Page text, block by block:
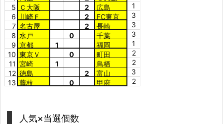
5
Ｃ大阪 2 広島
1
6
川崎Ｆ 2 FC東京
3
7 名古屋 2 長崎
3
8 水戸 0 千葉
3
9 京都 1 福岡
1
10 東京Ｖ 0 町田
2
11 宮崎 1 鳥栖
2
12 徳島 2 富山
3
13 藤枝 0 甲府 2
人気×当選個数